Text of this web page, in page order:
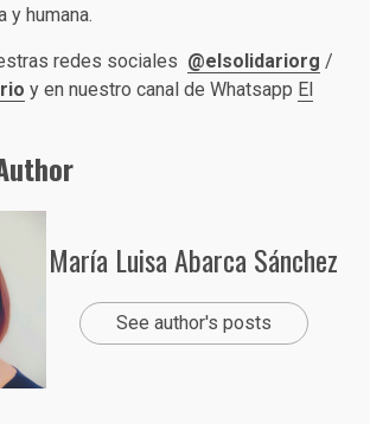
y humana.
redes sociales @elsolidariorg /
y en nuestro canal de Whatsapp El
María Luisa Abarca Sánchez
See author's posts